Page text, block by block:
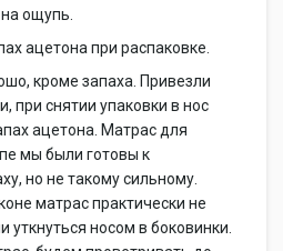
ощупь.
ацетона при распаковке.
кроме запаха. Привезли
при снятии упаковки в нос
ацетона. Матрас для
мы были готовы к
но не такому сильному.
матрас практически не
уткнуться носом в боковинки.